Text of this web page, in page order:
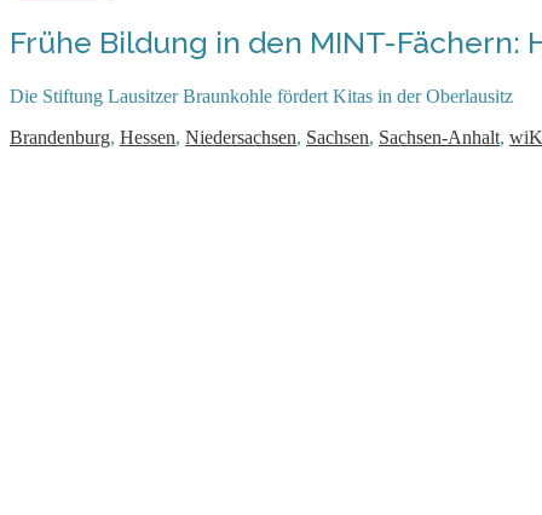
Frühe Bildung in den MINT-
Die Stiftung Lausitzer Braunkohle fördert Kitas in der Oberlausitz
Brandenburg, Hessen, Niedersachsen, Sachsen, Sachsen-Anhalt,